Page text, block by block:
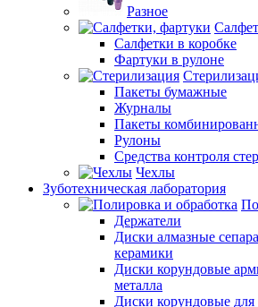
Разное
Салфетки в коробке
Фартуки в рулоне
Пакеты бумажные
Журналы
Пакеты
Рулоны
Средства контроля
Чехлы
Зуботехническая лаборатория
Держатели
Диски алмазные
керамики
Диски корундовые
металла
Диски корундовые для